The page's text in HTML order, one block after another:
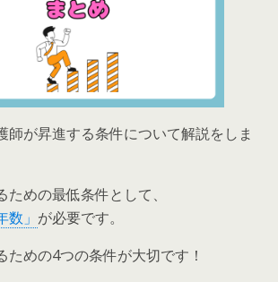
師が昇進する条件について解説をしま
めの最低条件として、
数」 が必要です。
ための4つの条件が大切です！